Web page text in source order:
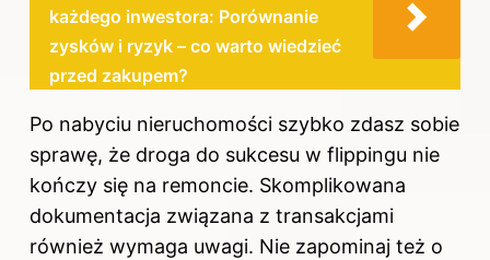
każdego inwestora: Porównanie
zysków i ryzyk – co warto wiedzieć
przed zakupem?
Po nabyciu nieruchomości szybko zdasz sobie
sprawę, że droga do sukcesu w flippingu nie
kończy się na remoncie. Skomplikowana
dokumentacja związana z transakcjami
również wymaga uwagi. Nie zapominaj też o